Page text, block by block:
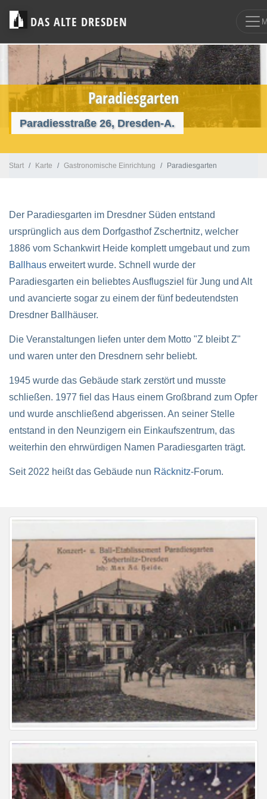
DAS ALTE DRESDEN
Paradiesgarten
Paradiesstraße 26, Dresden-A.
Start Karte Gastronomische Einrichtung Paradiesgarten
Der Paradiesgarten im Dresdner Süden entstand
ursprünglich aus dem Dorfgasthof Zschertnitz, welcher
1886 vom Schankwirt Heide komplett umgebaut und zum
Ballhaus erweitert wurde. Schnell wurde der
Paradiesgarten ein beliebtes Ausflugsziel für Jung und Alt
und avancierte sogar zu einem der fünf bedeutendsten
Dresdner Ballhäuser.
Die Veranstaltungen liefen unter dem Motto "Z bleibt Z"
und waren unter den Dresdnern sehr beliebt.
1945 wurde das Gebäude stark zerstört und musste
schließen. 1977 fiel das Haus einem Großbrand zum Opfer
und wurde anschließend abgerissen. An seiner Stelle
entstand in den Neunzigern ein Einkaufszentrum, das
weiterhin den ehrwürdigen Namen Paradiesgarten trägt.
Seit 2022 heißt das Gebäude nun Räcknitz-Forum.